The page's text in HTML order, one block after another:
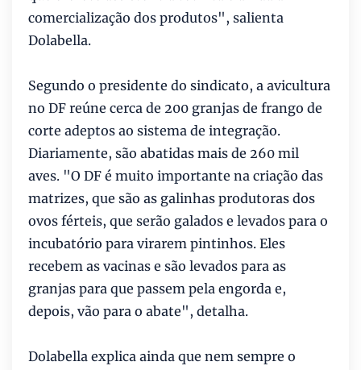
comercialização dos produtos", salienta
Dolabella.
Segundo o presidente do sindicato, a avicultura
no DF reúne cerca de 200 granjas de frango de
corte adeptos ao sistema de integração.
Diariamente, são abatidas mais de 260 mil
aves. "O DF é muito importante na criação das
matrizes, que são as galinhas produtoras dos
ovos férteis, que serão galados e levados para o
incubatório para virarem pintinhos. Eles
recebem as vacinas e são levados para as
granjas para que passem pela engorda e,
depois, vão para o abate", detalha.
Dolabella explica ainda que nem sempre o